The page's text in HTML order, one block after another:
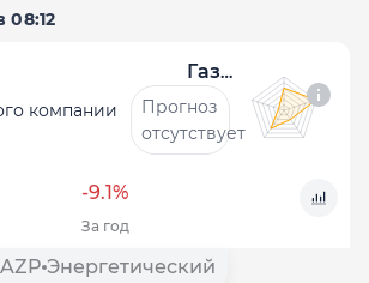
08:12
Газпром
Прогноз
отсутствует
-9.1%
За год
Энергетический